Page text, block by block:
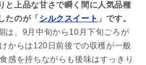
と上品な甘さで瞬く間に人気品種
たのが「 シルクスイート 」です。
は、9月中旬から10月下旬ごろが
からは120日前後での収穫が一般
感を持ちながらも後味はすっきり